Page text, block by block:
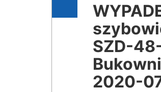
SZD-
2020-